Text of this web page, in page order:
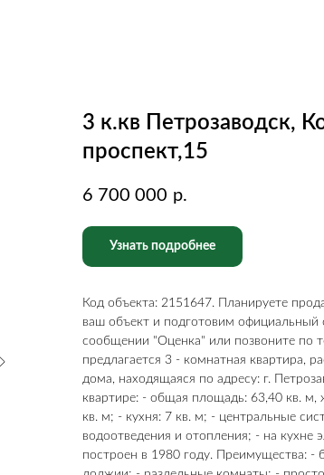
3 к.кв Петрозаводск,
проспект,15
6 700 000 р.
Узнать подробнее
Код объекта: 2151647. Планируете
ваш объект и подготовим
сообщении "Оценка" или позвоните по
предлагается 3 - комнатная квартира,
дома, находящаяся по адресу: г.
квартире: - общая площадь: 63,40 кв.
кв. м; - кухня: 7 кв. м; - центральные
водоотведения и отопления; - на кухне
построен в 1980 году. Преимущества: